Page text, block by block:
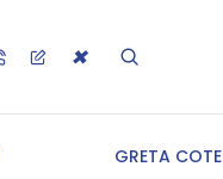
✖
GRETA COTE